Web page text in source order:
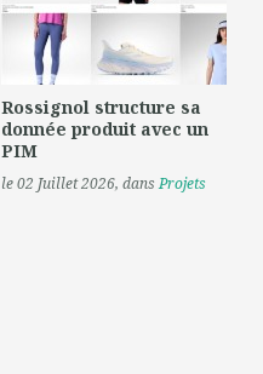
Rossignol structure sa
donnée produit avec un
PIM
le 02 Juillet 2026, dansProjets